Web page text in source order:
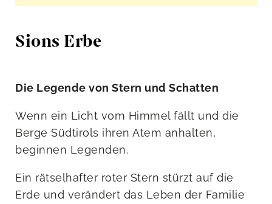
Sions Erbe
Die Legende von Stern und Schatten
Wenn ein Licht vom Himmel fällt und die
Berge Südtirols ihren Atem anhalten,
beginnen Legenden.
Ein rätselhafter roter Stern stürzt auf die
Erde und verändert das Leben der Familie